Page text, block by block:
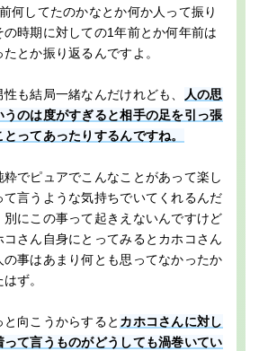
何してたのかなとか何か人って振り
の時期に対しての1年前とか何年前は
たとか振り返るんですよ。
も結局一緒なんだけれども、
人の思
うのは度がすぎると相手の足を引っ張
とってあったりするんですね。
粋でピュアでこんなことがあって楽し
て言うような気持ちでいてくれるんだ
別にこの事って起きえないんですけど
コさん自身にとってみるとカホコさん
の事はあまり何とも思ってなかったか
ず。
と向こうからすると カホコさんに対し
って言うものがどうしても渦巻いてい